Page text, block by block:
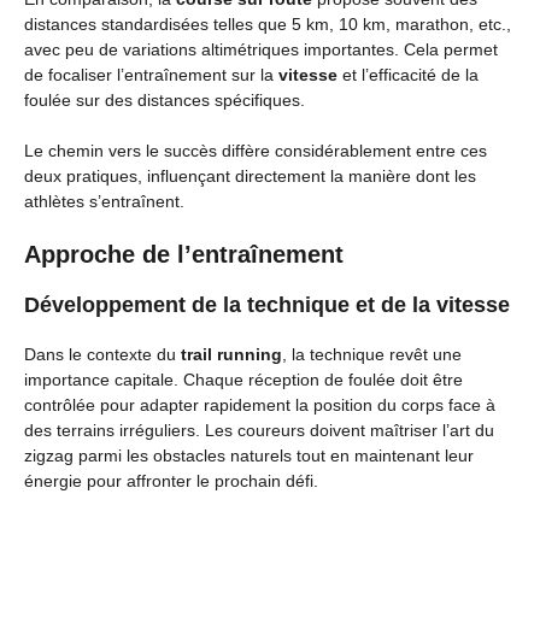
distances standardisées telles que 5 km, 10 km, marathon, etc.,
avec peu de variations altimétriques importantes. Cela permet
de focaliser l’entraînement sur la vitesse et l’efficacité de la
foulée sur des distances spécifiques.
Le chemin vers le succès diffère considérablement entre ces
deux pratiques, influençant directement la manière dont les
athlètes s’entraînent.
Approche de l’entraînement
Développement de la technique et de la vitesse
Dans le contexte du trail running , la technique revêt une
importance capitale. Chaque réception de foulée doit être
contrôlée pour adapter rapidement la position du corps face à
des terrains irréguliers. Les coureurs doivent maîtriser l’art du
zigzag parmi les obstacles naturels tout en maintenant leur
énergie pour affronter le prochain défi.